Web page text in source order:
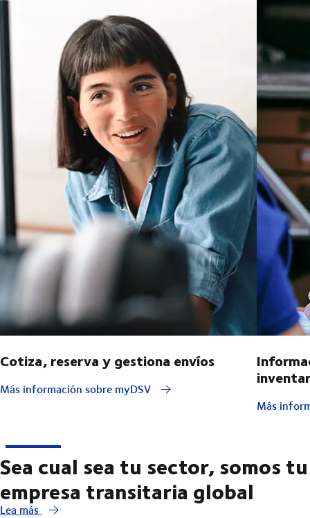
Cotiza, reserva y gestiona envíos
Más información sobre myDSV
Más
Sea cual sea tu sector, somos tu
empresa transitaria global
Lea más